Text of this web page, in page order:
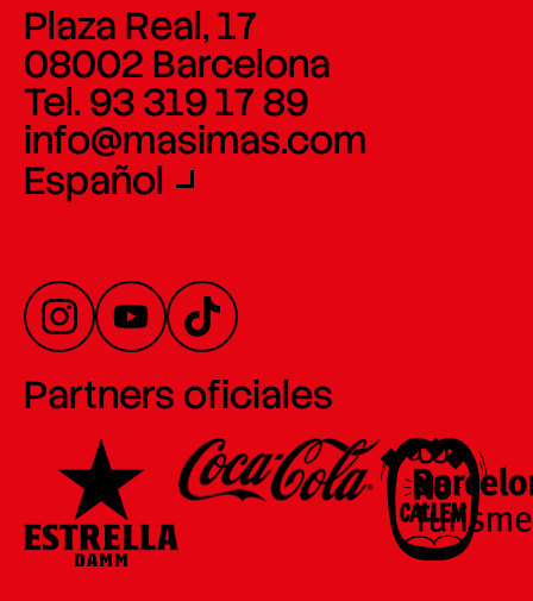
Plaza Real, 17
08002 Barcelona
Tel. 93 319 17 89
info@masimas.com
Español
Partners oficiales